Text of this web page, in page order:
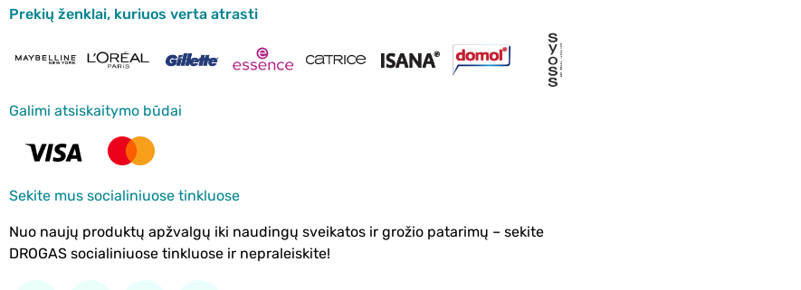
Prekių ženklai, kuriuos verta atrasti
Galimi atsiskaitymo būdai
Sekite mus socialiniuose tinkluose
Nuo naujų produktų apžvalgų iki naudingų sveikatos ir grožio patarimų – sekite
DROGAS socialiniuose tinkluose ir nepraleiskite!